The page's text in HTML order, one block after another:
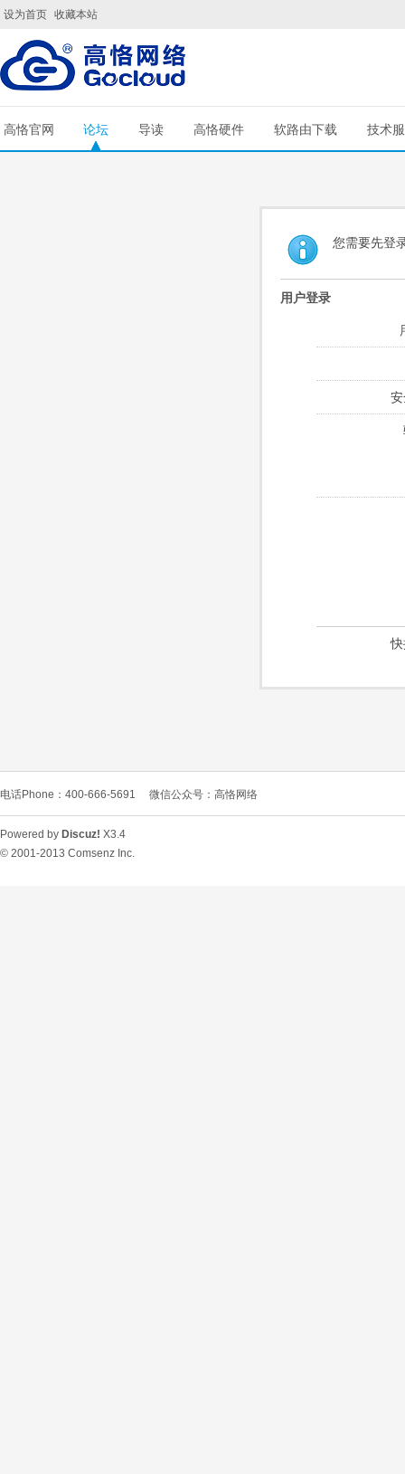
设为首页 收藏本站
高恪官网 论坛 导读 高恪硬件 软路由下载 技术
您需要先登
用户登录
电话Phone：400-666-5691 微信公众号：高恪网络
Powered by Discuz! X3.4
© 2001-2013 Comsenz Inc.